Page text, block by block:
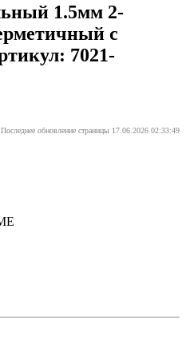
1.5мм 2-
с
7021-
Последнее обновление страницы 17.06.2026 02:33:49